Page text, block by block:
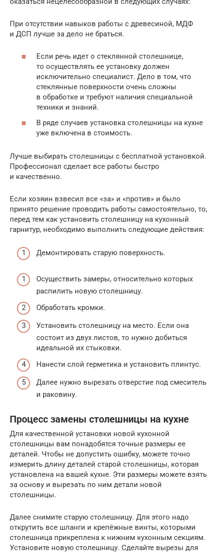
При отсутствии навыков работы с древесиной, МДФ
и ДСП лучше за дело не браться.
Если речь идет о стеклянной столешнице,
то осуществлять ее установку должен
исключительно специалист. Дело в том, что
стеклянные поверхности очень сложны
в обработке и требуют наличия специальной
техники и знаний.
В ряде случаев установка столешницы на кухне
уже включена в стоимость.
Лучше выбирать столешницы с бесплатной установкой.
Профессионал сделает все работы быстро
и качественно.
Если хозяин взвесил все «за» и «против» и было
принято решение проводить работы самостоятельно, то,
перед тем как установить столешницу на кухонный
гарнитур, необходимо выполнить следующие действия:
Демонтировать старую поверхность.
Осуществить замеры, относительно которых
распилить новую столешницу.
Обработать кромки.
Установить столешницу на место. Если она
состоит из двух листов, то нужно добиться
идеальной их стыковки.
Нанести слой герметика и установить плинтус.
Далее нужно вырезать отверстие под смеситель
и раковину.
Процесс замены столешницы на кухне
Для качественной установки новой кухонной
столешницы вам понадобятся точные размеры ее
деталей. Чтобы не допустить ошибку, можете точно
измерить длину деталей старой столешницы, которая
установлена на вашей кухне. Эти размеры можете взять
за основу и вырезать по ним детали новой
столешницы.
Далее снимите старую столешницу. Для этого надо
открутить все шланги и крепёжные винты, которыми
столешница прикреплена к нижним кухонным секциям.
Установите новую столешницу. Сделайте вырезы для